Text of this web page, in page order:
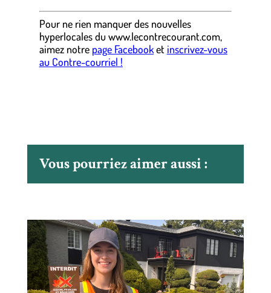
Pour ne rien manquer des nouvelles
hyperlocalesdu www.lecontrecourant.com,
aimez notre page Facebooket inscrivez-vous
au Contre-courriel !
Vous pourriez aimer aussi :